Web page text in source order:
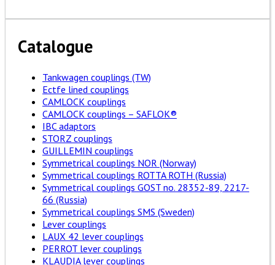
Catalogue
Tankwagen couplings (TW)
Ectfe lined couplings
CAMLOCK couplings
CAMLOCK couplings – SAFLOK®
IBC adaptors
STORZ couplings
GUILLEMIN couplings
Symmetrical couplings NOR (Norway)
Symmetrical couplings ROTTA ROTH (Russia)
Symmetrical couplings GOST no. 28352-89, 2217-
66 (Russia)
Symmetrical couplings SMS (Sweden)
Lever couplings
LAUX 42 lever couplings
PERROT lever couplings
KLAUDIA lever couplings